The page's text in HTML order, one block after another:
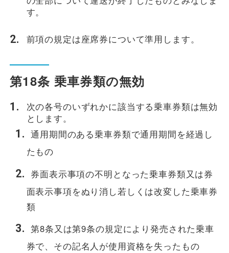
す。
前項の規定は座席券について準用します。
第18条 乗車券類の無効
次の各号のいずれかに該当する乗車券類は無効
とします。
通用期間のある乗車券類で通用期間を経過し
たもの
券面表示事項の不明となった乗車券類又は券
面表示事項をぬり消し若しくは改変した乗車券
類
第8条又は第9条の規定により発売された乗車
券で、その記名人が使用資格を失ったもの